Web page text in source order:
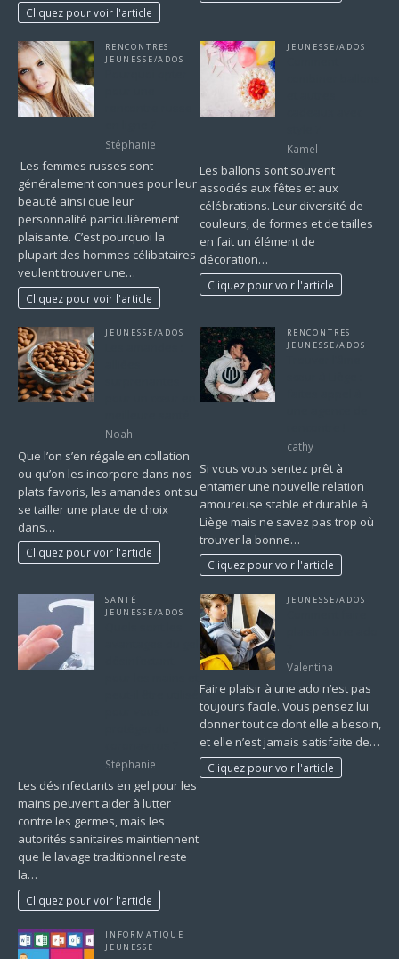
Cliquez pour voir l'article
RENCONTRES
JEUNESSE/ADOS
Stéphanie
Les femmes russes sont
généralement connues pour leur
beauté ainsi que leur
personnalité particulièrement
plaisante. C’est pourquoi la
plupart des hommes célibataires
veulent trouver une…
Cliquez pour voir l'article
JEUNESSE/ADOS
Kamel
Les ballons sont souvent
associés aux fêtes et aux
célébrations. Leur diversité de
couleurs, de formes et de tailles
en fait un élément de
décoration…
Cliquez pour voir l'article
JEUNESSE/ADOS
Noah
Que l’on s’en régale en collation
ou qu’on les incorpore dans nos
plats favoris, les amandes ont su
se tailler une place de choix
dans…
Cliquez pour voir l'article
RENCONTRES
JEUNESSE/ADOS
cathy
Si vous vous sentez prêt à
entamer une nouvelle relation
amoureuse stable et durable à
Liège mais ne savez pas trop où
trouver la bonne…
Cliquez pour voir l'article
SANTÉ
JEUNESSE/ADOS
Stéphanie
Les désinfectants en gel pour les
mains peuvent aider à lutter
contre les germes, mais les
autorités sanitaires maintiennent
que le lavage traditionnel reste
la…
Cliquez pour voir l'article
JEUNESSE/ADOS
Valentina
Faire plaisir à une ado n’est pas
toujours facile. Vous pensez lui
donner tout ce dont elle a besoin,
et elle n’est jamais satisfaite de…
Cliquez pour voir l'article
INFORMATIQUE
JEUNESSE